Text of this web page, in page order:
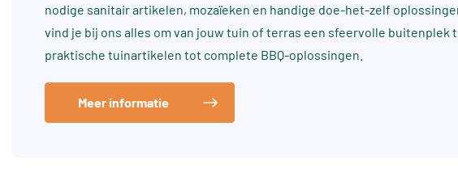
nodige sanitair artikelen, mozaïeken en handige doe-het-zelf
vind je bij ons alles om van jouw tuin of terras een sfeervolle buitenplek
praktische tuinartikelen tot complete BBQ-oplossingen.
Meer informatie